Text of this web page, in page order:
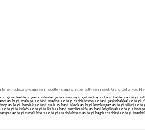
modelleriş- gamo yeni modeller- gamo whisper bull- yeni model, Gamo Delta Fox
kadıköy -gamo üsküdar-gamo ümraniye -çekmeköy av bayi-kadıköy av bayi-
av bayi- maltepe av bayi-suadiye av bayi-caddeboston av bayi-şaşkınbakkal av bayi-
av bayi- hendek av bayi-tuzla av bayi-bileck av bayi-kumburgaz av bayi-silivri av
bakırköy av bayi-halkalı av bayi-merdivenköy av bayi-küçükyalı av bayi-
av bayi-rumeli hisarı av bayi-anadolu hisarı av bayi-bağdat caddesi av bayi-